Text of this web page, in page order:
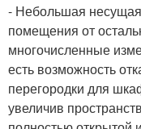
- Небольшая
помещения от
многочисленные
есть возможность
перегородки для
увеличив